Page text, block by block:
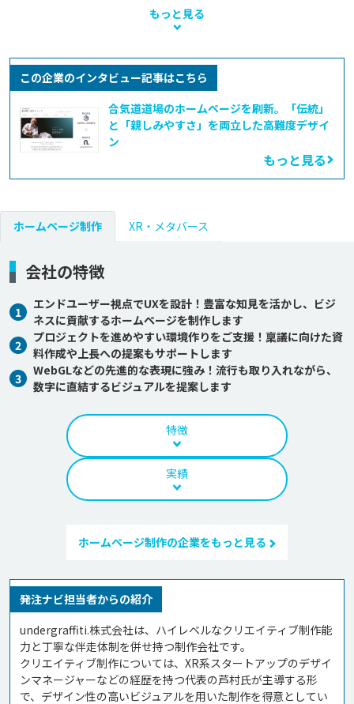
もっと見る
この企業のインタビュー記事はこちら
合気道道場のホームページを刷新。「伝統」
と「親しみやすさ」を両立した高難度デザイ
ン
もっと見る
ホームページ制作 XR・メタバース
会社の特徴
1
エンドユーザー視点でUXを設計！豊富な知見を活かし、ビジ
ネスに貢献するホームページを制作します
2
プロジェクトを進めやすい環境作りをご支援！稟議に向けた資
料作成や上長への提案もサポートします
3
WebGLなどの先進的な表現に強み！流行も取り入れながら、
数字に直結するビジュアルを提案します
特徴
実績
ホームページ制作の企業をもっと見る
発注ナビ担当者からの紹介
undergraffiti.株式会社は、ハイレベルなクリエイティブ制作能
力と丁寧な伴走体制を併せ持つ制作会社です。
クリエイティブ制作については、XR系スタートアップのデザイ
ンマネージャーなどの経歴を持つ代表の芦村氏が主導する形
で、デザイン性の高いビジュアルを用いた制作を得意としてい